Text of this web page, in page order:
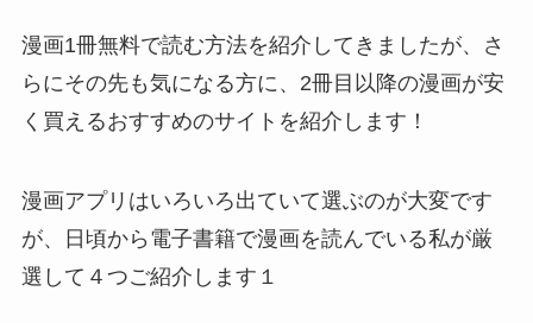
漫画1冊無料で読む方法を紹介してきましたが、さ
らにその先も気になる方に、2冊目以降の漫画が安
く買えるおすすめのサイトを紹介します！
漫画アプリはいろいろ出ていて選ぶのが大変です
が、日頃から電子書籍で漫画を読んでいる私が厳
選して４つご紹介します１